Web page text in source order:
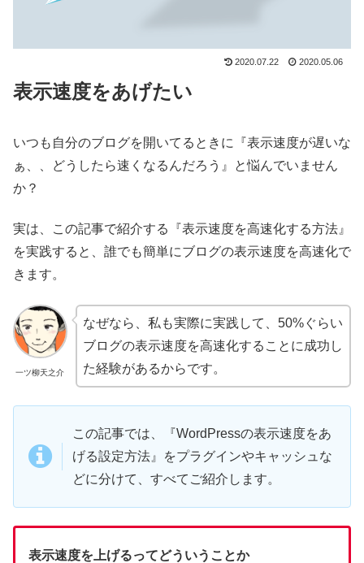
2020.07.22 2020.05.06
表示速度をあげたい
いつも自分のブログを開いてるときに『表示速度が遅いな
ぁ、、どうしたら速くなるんだろう』と悩んでいません
か？
実は、この記事で紹介する『表示速度を高速化する方法』
を実践すると、誰でも簡単にブログの表示速度を高速化で
きます。
一ツ柳天之介
なぜなら、私も実際に実践して、50%ぐらい
ブログの表示速度を高速化することに成功し
た経験があるからです。
この記事では、『WordPressの表示速度をあ
げる設定方法』をプラグインやキャッシュな
どに分けて、すべてご紹介します。
表示速度を上げるってどういうことか